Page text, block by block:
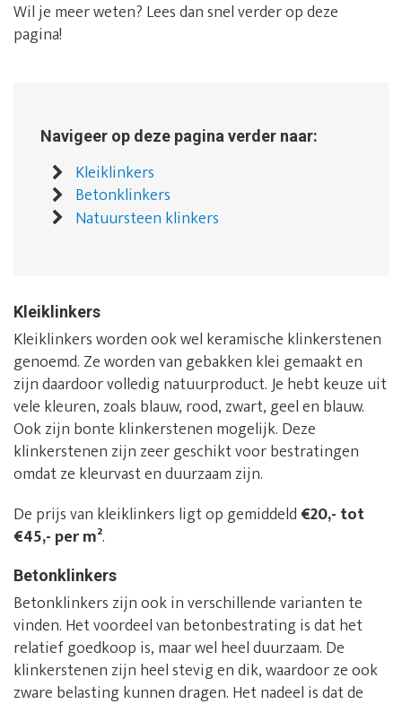
Wil je meer weten? Lees dan snel verder op deze
pagina!
Navigeer op deze pagina verder naar:
Kleiklinkers
Betonklinkers
Natuursteen klinkers
Kleiklinkers
Kleiklinkers worden ook wel keramische klinkerstenen
genoemd. Ze worden van gebakken klei gemaakt en
zijn daardoor volledig natuurproduct. Je hebt keuze uit
vele kleuren, zoals blauw, rood, zwart, geel en blauw.
Ook zijn bonte klinkerstenen mogelijk. Deze
klinkerstenen zijn zeer geschikt voor bestratingen
omdat ze kleurvast en duurzaam zijn.
De prijs van kleiklinkers ligt op gemiddeld €20,- tot
€45,- per m².
Betonklinkers
Betonklinkers zijn ook in verschillende varianten te
vinden. Het voordeel van betonbestrating is dat het
relatief goedkoop is, maar wel heel duurzaam. De
klinkerstenen zijn heel stevig en dik, waardoor ze ook
zware belasting kunnen dragen. Het nadeel is dat de